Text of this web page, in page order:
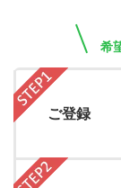
希
ご登録